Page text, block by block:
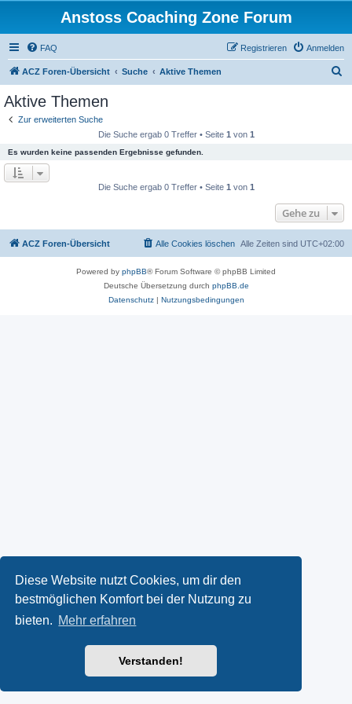
Diese Website nutzt Cookies, um dir den
bestmöglichen Komfort bei der Nutzung zu
bieten. Mehr erfahren
Verstanden!
Anstoss Coaching Zone Forum
FAQ Anmelden
Registrieren
ACZ Foren-Übersicht Suche Aktive Themen
Aktive Themen
Zur erweiterten Suche
Die Suche ergab 0 Treffer • Seite 1 von 1
Es wurden keine passenden Ergebnisse gefunden.
Die Suche ergab 0 Treffer • Seite 1 von 1
Gehe zu
ACZ Foren-Übersicht Alle Zeiten sind UTC+02:00
Alle Cookies löschen
Powered by phpBB® Forum Software © phpBB Limited
Deutsche Übersetzung durch phpBB.de
Datenschutz| Nutzungsbedingungen